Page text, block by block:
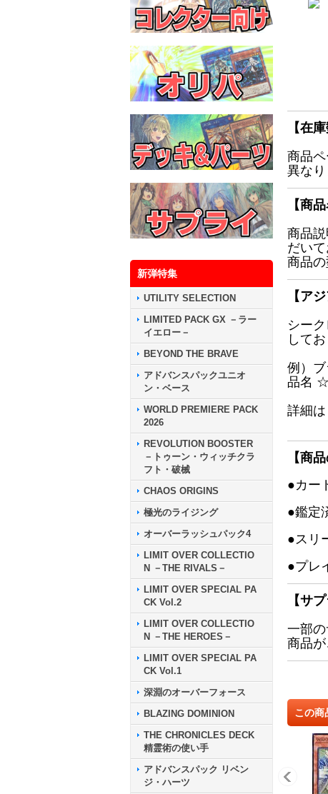
新弾特集
UTILITY SELECTION
LIMITED PACK GX －ラー
イエロー－
BEYOND THE BRAVE
アドバンスパックユニオ
ン・ベース
WORLD PREMIERE PACK
2026
REVOLUTION BOOSTER
－トゥーン・ウィッチクラ
フト・破械
CHAOS ORIGINS
極光のライジング
オーバーラッシュパック4
LIMIT OVER COLLECTIO
N －THE RIVALS－
LIMIT OVER SPECIAL PA
CK Vol.2
LIMIT OVER COLLECTIO
N －THE HEROES－
LIMIT OVER SPECIAL PA
CK Vol.1
深淵のオーバーフォース
BLAZING DOMINION
THE CHRONICLES DECK
精霊術の使い手
アドバンスパック リベン
ジ・ハーツ
【在
商品
異なり
【商
商品
だい
商品
【ア
シー
してお
例）
品名 ☆
詳細は
【商
●カー
●鑑定
●スリ
●プレ
【サ
一部
商品が
この商